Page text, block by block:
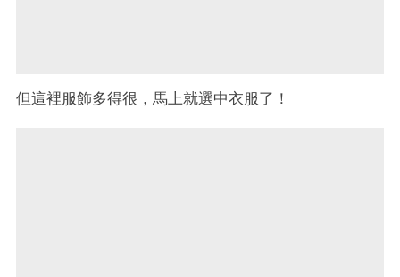
但這裡服飾多得很，馬上就選中衣服了！